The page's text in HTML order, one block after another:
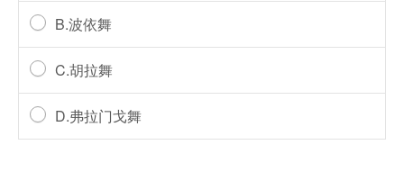
B.波依舞
C.胡拉舞
D.弗拉门戈舞